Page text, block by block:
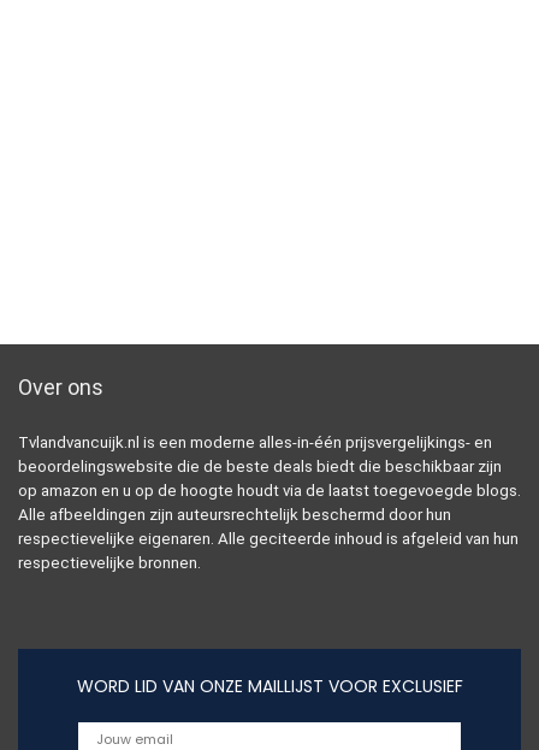
Over ons
Tvlandvancuijk.nl is een moderne alles-in-één prijsvergelijkings- en
beoordelingswebsite die de beste deals biedt die beschikbaar zijn
op amazon en u op de hoogte houdt via de laatst toegevoegde blogs.
Alle afbeeldingen zijn auteursrechtelijk beschermd door hun
respectievelijke eigenaren. Alle geciteerde inhoud is afgeleid van hun
respectievelijke bronnen.
WORD LID VAN ONZE MAILLIJST VOOR EXCLUSIEF